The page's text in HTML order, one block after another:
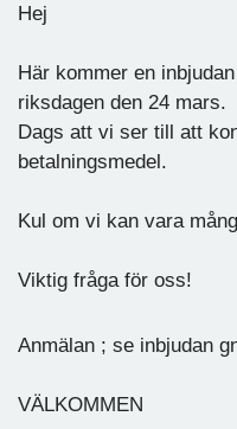
Hej
Här kommer en
riksdagen den 24 mars.
Dags att vi ser till att
betalningsmedel.
Kul om vi kan vara
Viktig fråga för oss!
Anmälan ; se inbjudan
VÄLKOMMEN